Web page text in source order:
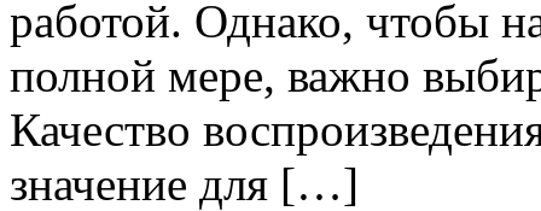
работой. Однако, чтобы
полной мере, важно
Качество
значение для […]